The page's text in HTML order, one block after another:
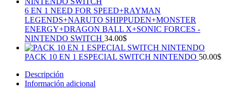
6 EN 1 NEED FOR SPEED+RAYMAN
LEGENDS+NARUTO SHIPPUDEN+MONSTER
ENERGY+DRAGON BALL X+SONIC FORCES -
NINTENDO SWITCH 34.00$
PACK 10 EN 1 ESPECIAL SWITCH NINTENDO 50.00$
Descripción
Información adicional